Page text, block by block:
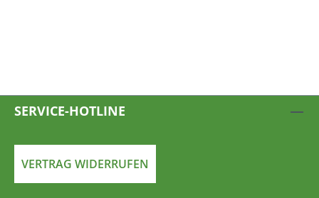
SERVICE-HOTLINE
VERTRAG WIDERRUFEN